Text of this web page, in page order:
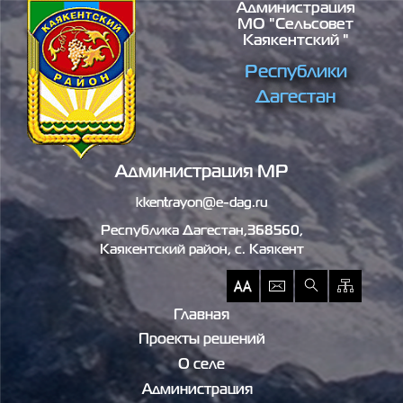
Перейти к основному содержаниюАдминистрация
МО "сельсовет
Каякентский "
Республики
Дагестан
Администрация МР
kkentrayon@e-dag.ru
Республика Дагестан,368560,
Каякентский район, c. Каякент
Главная
Проекты решений
О селе
Администрация